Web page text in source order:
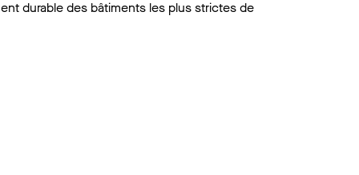
durable des bâtiments les plus strictes de